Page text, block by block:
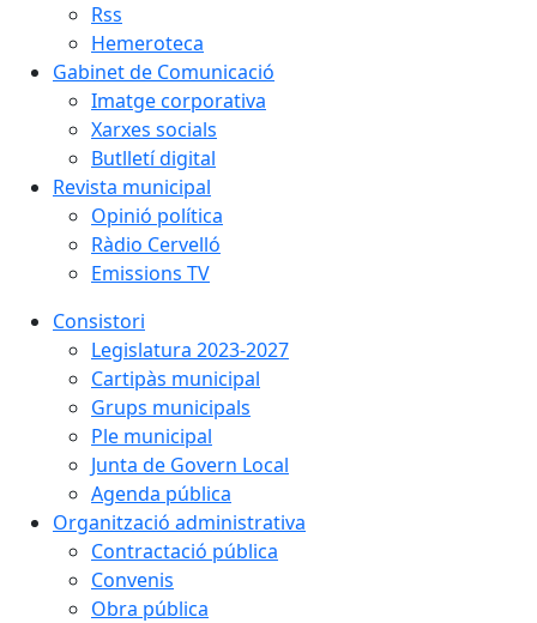
Rss
Hemeroteca
Gabinet de Comunicació
Imatge corporativa
Xarxes socials
Butlletí digital
Revista municipal
Opinió política
Ràdio Cervelló
Emissions TV
Consistori
Legislatura 2023-2027
Cartipàs municipal
Grups municipals
Ple municipal
Junta de Govern Local
Agenda pública
Organització administrativa
Contractació pública
Convenis
Obra pública